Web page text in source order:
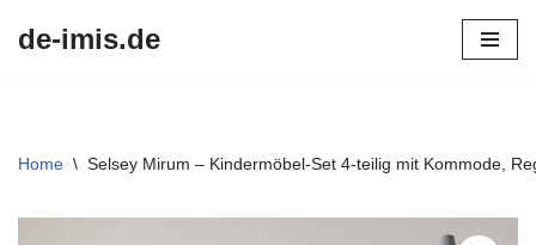
de-imis.de
Home \ Selsey Mirum – Kindermöbel-Set 4-teilig mit Kommode,